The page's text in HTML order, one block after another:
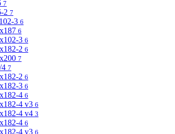
7
2 7
3 6
6
3 6
2 6
7
7
2 6
3 6
4 6
4 v3 6
4 v4 3
4 6
4 v3 6